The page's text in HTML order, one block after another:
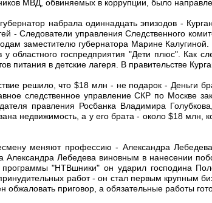
МВД, обвиняемых в коррупции, было
набрала одиннадцать эпизодов -
- Следователи управления Следственного
заместителю губернатора Марине
у областного госпредприятия "Дети плюс". Как
питания в детские лагеря. В правительстве
решило, что $18 млн - не подарок - Деньги
следственное управление СКР по Москве
правления Росбанка Владимира
недвижимость, а у его брата - около $18 млн,
меняют профессию - Александра
Александра Лебедева виновным в нанесении
программы "НТВшники" он ударил господина
работ - он стал первым крупным
обжаловать приговор, а обязательные работы